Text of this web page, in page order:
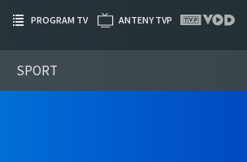
SPORT
PROGRAM TV ANTENY TVP